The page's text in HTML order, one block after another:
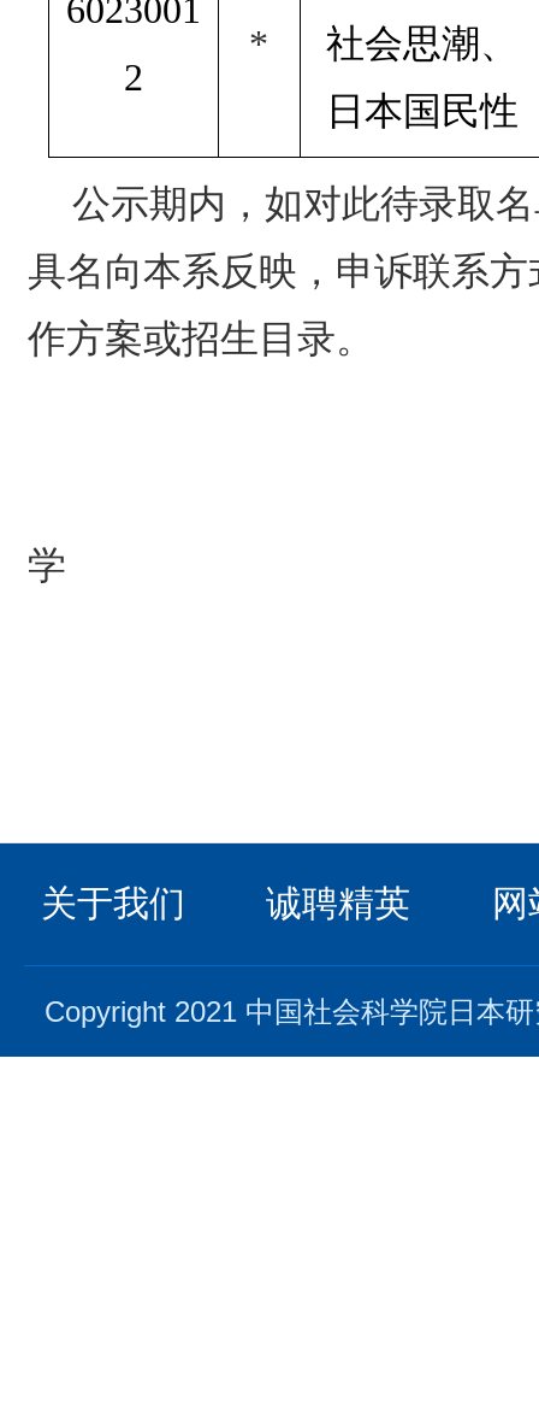
6023001
2
*
社会思潮、
日本国民性
公示期内，如对此待录取
具名向本系反映，申诉联系
作方案或招生目录。
学
关于我们 诚聘精英
Copyright 2021 中国社会科学院日本